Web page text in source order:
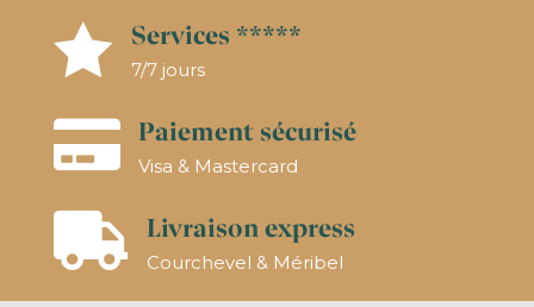
 Services *****
7/7 jours
 Paiement sécurisé
Visa & Mastercard
 Livraison express
Courchevel & Méribel